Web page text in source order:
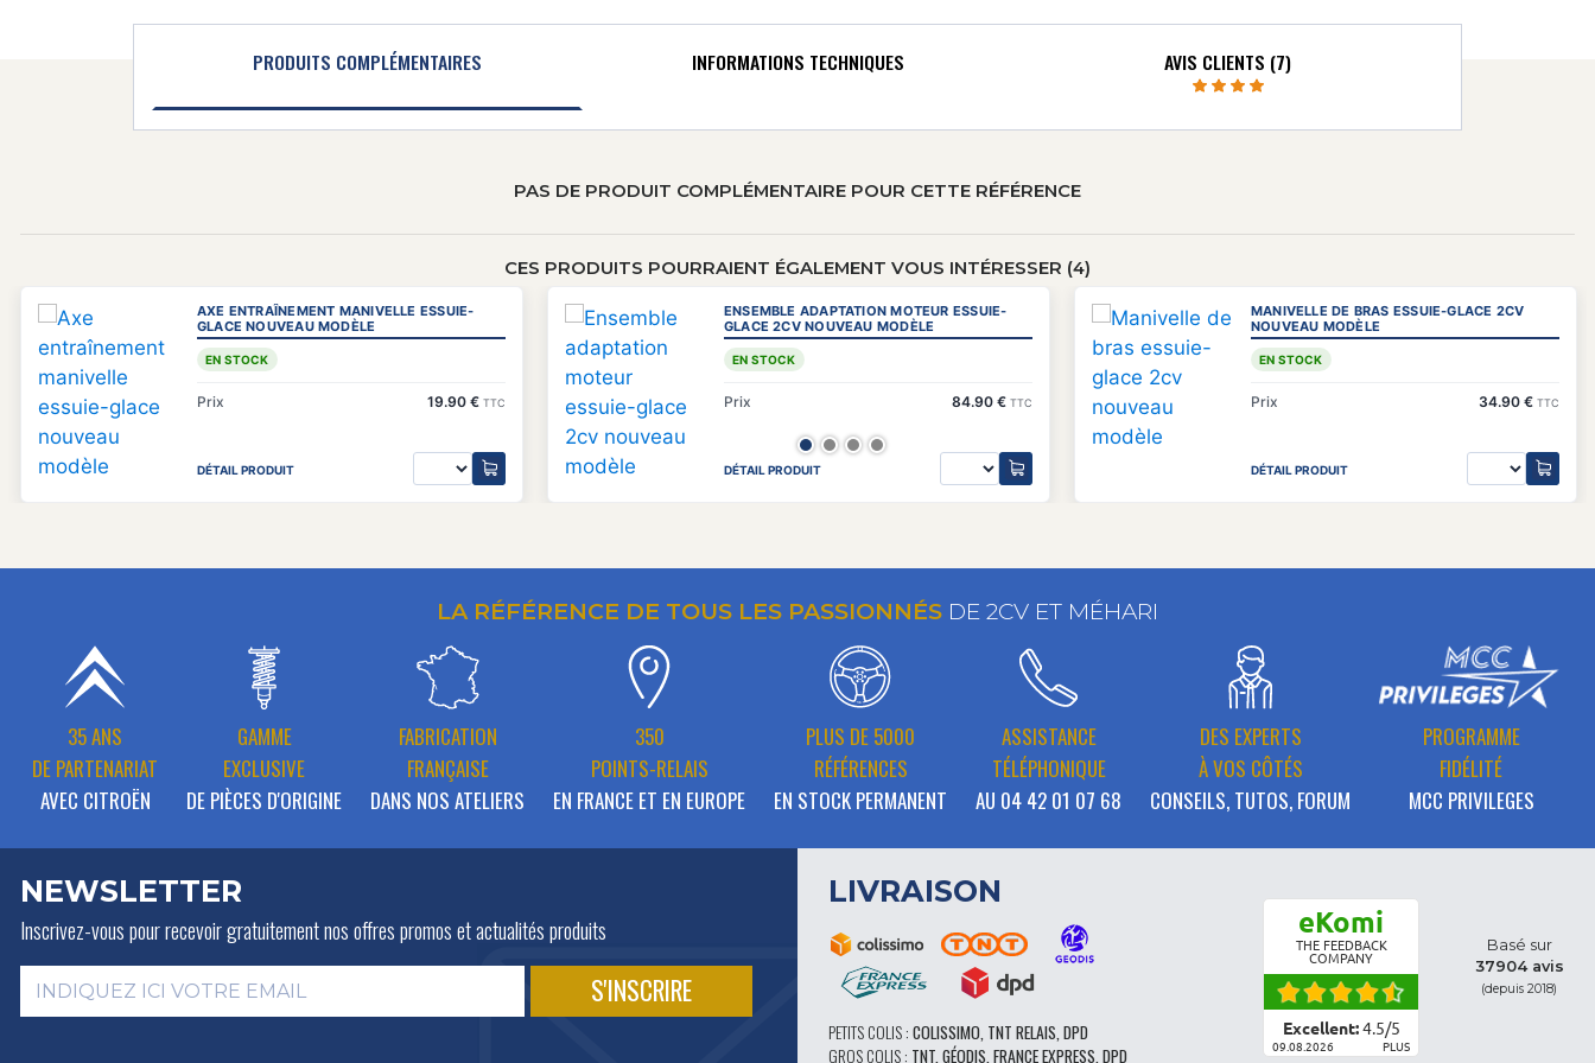
PRODUITS COMPLÉMENTAIRES INFORMATIONS TECHNIQUES AVIS CLIENTS (7)
PAS DE PRODUIT COMPLÉMENTAIRE POUR CETTE RÉFÉRENCE
CES PRODUITS POURRAIENT ÉGALEMENT VOUS INTÉRESSER (4)
AXE ENTRAÎNEMENT MANIVELLE ESSUIE-
GLACE NOUVEAU MODÈLE
EN STOCK
Prix 19.90 € TTC
DÉTAIL PRODUIT
ENSEMBLE ADAPTATION MOTEUR ESSUIE-
GLACE 2CV NOUVEAU MODÈLE
EN STOCK
Prix 84.90 € TTC
DÉTAIL PRODUIT
MANIVELLE DE BRAS ESSUIE-GLACE 2CV
NOUVEAU MODÈLE
EN STOCK
Prix 34.90 € TTC
DÉTAIL PRODUIT
LA RÉFÉRENCE DE TOUS LES PASSIONNÉS DE 2CV ET MÉHARI
35 ANS
DE PARTENARIAT
AVEC CITROËN
GAMME
EXCLUSIVE
DE PIÈCES D'ORIGINE
FABRICATION
FRANÇAISE
DANS NOS ATELIERS
350
POINTS-RELAIS
EN FRANCE ET EN EUROPE
PLUS DE 5000
RÉFÉRENCES
EN STOCK PERMANENT
ASSISTANCE
TÉLÉPHONIQUE
AU 04 42 01 07 68
DES EXPERTS
À VOS CÔTÉS
CONSEILS, TUTOS, FORUM
PROGRAMME
FIDÉLITÉ
MCC PRIVILEGES
NEWSLETTER
Inscrivez-vous pour recevoir gratuitementnos offres promos et actualités produits
LIVRAISON
PETITS COLIS : COLISSIMO, TNT RELAIS, DPD
GROS COLIS : TNT, GÉODIS, FRANCE EXPRESS, DPD
eKomi
THE FEEDBACK
COMPANY
Excellent:4.5/5
09.08.2026 PLUS
Basé sur
37904 avis
(depuis 2018)